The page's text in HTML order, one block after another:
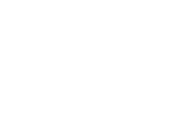
。 讓您購物簡單